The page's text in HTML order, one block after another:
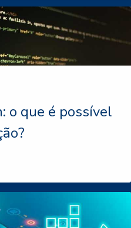
o que é possível